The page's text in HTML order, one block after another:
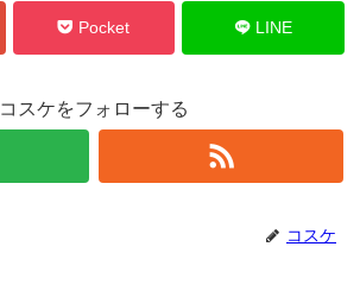
Pocket LINE
コスケをフォローする
コスケ